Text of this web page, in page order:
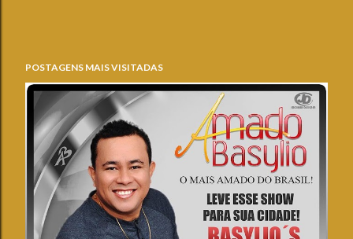
POSTAGENS MAIS VISITADAS